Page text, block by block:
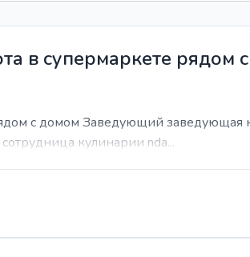
в супермаркете рядом
с домом Заведующий заведующая
кулинарии nda...